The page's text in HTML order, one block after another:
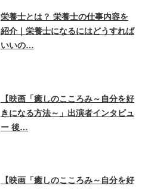
栄養士とは？ 栄養士の仕事内容を
紹介｜栄養士になるにはどうすれば
いいの…
【映画「癒しのこころみ～自分を好
きになる方法～」出演者インタビュ
ー 後…
【映画「癒しのこころみ～自分を好